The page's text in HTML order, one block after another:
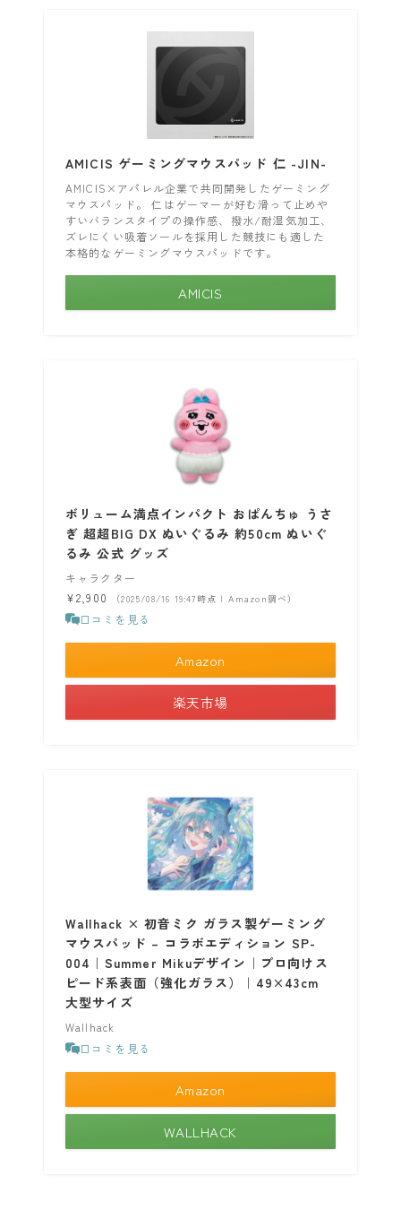
AMICIS ゲーミングマウスパッド 仁 -JIN-
AMICIS×アパレル企業で共同開発したゲーミング
マウスパッド。 仁はゲーマーが好む滑って止めや
すいバランスタイプの操作感、撥水/耐湿気加工、
ズレにくい吸着ソールを採用した競技にも適した
本格的なゲーミングマウスパッドです。
AMICIS
ボリューム満点インパクト おぱんちゅ うさ
ぎ 超超BIG DX ぬいぐるみ 約50cm ぬいぐ
るみ 公式 グッズ
キャラクター
¥2,900
（2025/08/16 19:47時点 | Amazon調べ）
口コミを見る
Amazon
楽天市場
Wallhack × 初音ミク ガラス製ゲーミング
マウスパッド – コラボエディション SP-
004｜Summer Mikuデザイン｜プロ向けス
ピード系表面（強化ガラス）｜49×43cm
大型サイズ
Wallhack
口コミを見る
Amazon
WALLHACK